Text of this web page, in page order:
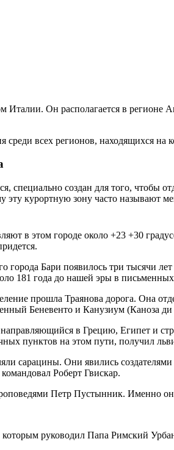
Италии. Он располагается в
среди всех регионов, находящихся
специально создан для того,
эту курортную зону часто называют
в этом городе около +23 +30
города Бари появилось три тысячи
181 года до нашей эры в
прошла Траянова дорога. Она
Беневенто и Канузиум (Каноза
направляющийся в Грецию, Египет и
пунктов на этом пути, получил
сарацины. Они явились
Роберт Гвискар.
Петр Пустынник. Именно
которым руководил Папа Римский